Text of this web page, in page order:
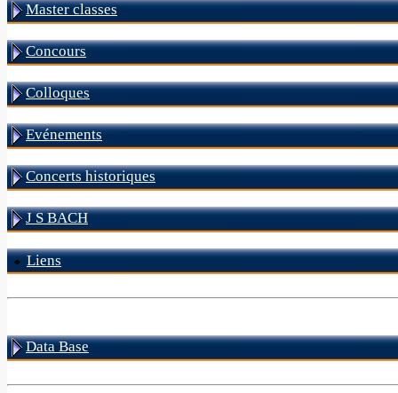
Master classes
Concours
Colloques
Evénements
Concerts historiques
J S BACH
Liens
Data Base